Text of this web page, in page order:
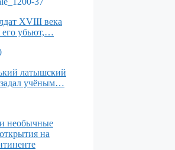
XVIII века
его убьют,…
латышский
учёным…
необычные
на